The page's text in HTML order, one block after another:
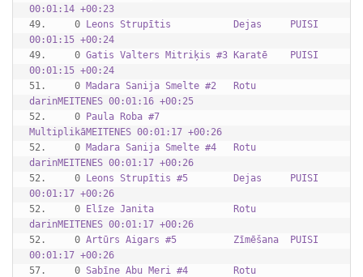
00:01:14 +00:23
49.     0 Leons Strupītis           Dejas     PUISI
00:01:15 +00:24
49.     0 Gatis Valters Mitriķis #3 Karatē    PUISI
00:01:15 +00:24
51.     0 Madara Sanija Smelte #2   Rotu
darinMEITENES 00:01:16 +00:25
52.     0 Paula Roba #7
MultiplikāMEITENES 00:01:17 +00:26
52.     0 Madara Sanija Smelte #4   Rotu
darinMEITENES 00:01:17 +00:26
52.     0 Leons Strupītis #5        Dejas     PUISI
00:01:17 +00:26
52.     0 Elīze Janita              Rotu
darinMEITENES 00:01:17 +00:26
52.     0 Artūrs Aigars #5          Zīmēšana  PUISI
00:01:17 +00:26
57.     0 Sabīne Abu Meri #4        Rotu